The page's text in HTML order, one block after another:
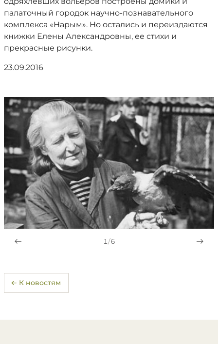
палаточный городок научно-познавательного
комплекса «Нарым». Но остались и переиздаются
книжки Елены Александровны, ее стихи и
прекрасные рисунки.
23.09.2016
1/6
← К новостям